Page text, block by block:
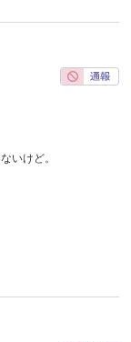
いけど。